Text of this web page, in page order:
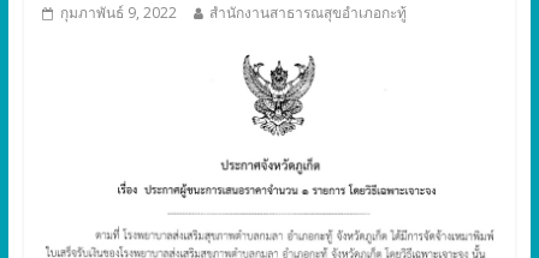
กุมภาพันธ์ 9, 2022 สำนักงานสาธารณสุขอำเภอกะทู้